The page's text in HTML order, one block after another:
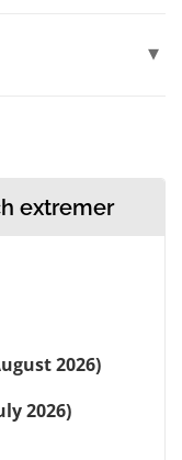
extremer
2026)
2026)